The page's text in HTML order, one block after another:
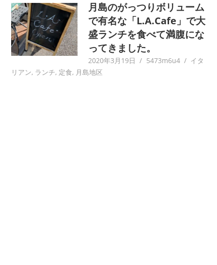
月島のがっつりボリューム
で有名な「L.A.Cafe」で大
盛ランチを食べて満腹にな
ってきました。
2020年3月19日 5473m6u4
イタ
リアン, ランチ, 定食, 月島地区